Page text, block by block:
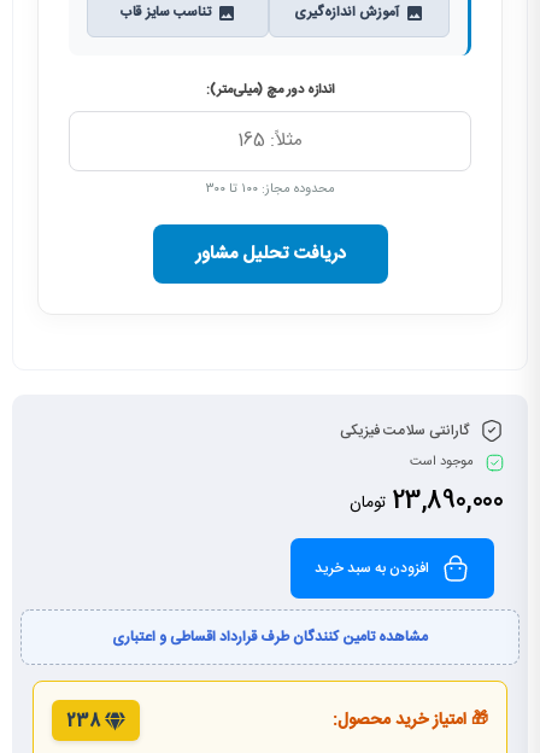
آموزش اندازه‌گیری تناسب سایز قاب
اندازه دور مچ (میلی‌متر):
محدوده مجاز: ۱۰۰ تا ۳۰۰
دریافت تحلیل مشاور
گارانتی سلامت فیزیکی
موجود است
23,890,000 تومان
افزودن به سبد خرید
مشاهده تامین کنندگان طرف قرارداد اقساطی و اعتباری
🎁 امتیاز خرید محصول: 238